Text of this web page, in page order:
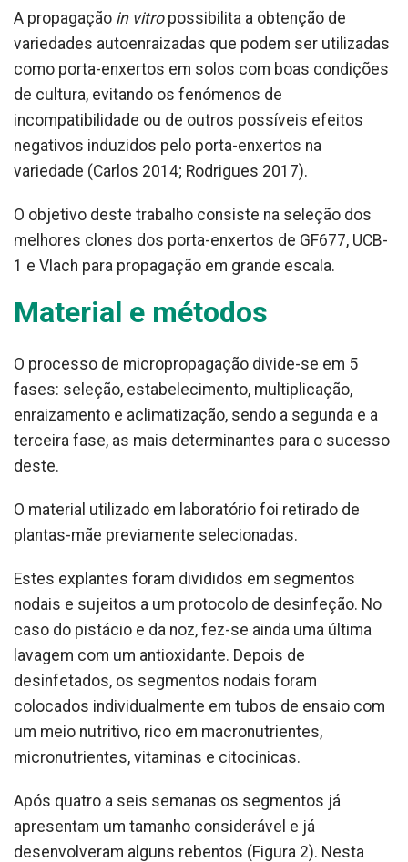
A propagação in vitro possibilita a obtenção de
variedades autoenraizadas que podem ser utilizadas
como porta-enxertos em solos com boas condições
de cultura, evitando os fenómenos de
incompatibilidade ou de outros possíveis efeitos
negativos induzidos pelo porta-enxertos na
variedade (Carlos 2014; Rodrigues 2017).
O objetivo deste trabalho consiste na seleção dos
melhores clones dos porta-enxertos de GF677, UCB-
1 e Vlach para propagação em grande escala.
Material e métodos
O processo de micropropagação divide-se em 5
fases: seleção, estabelecimento, multiplicação,
enraizamento e aclimatização, sendo a segunda e a
terceira fase, as mais determinantes para o sucesso
deste.
O material utilizado em laboratório foi retirado de
plantas-mãe previamente selecionadas.
Estes explantes foram divididos em segmentos
nodais e sujeitos a um protocolo de desinfeção. No
caso do pistácio e da noz, fez-se ainda uma última
lavagem com um antioxidante. Depois de
desinfetados, os segmentos nodais foram
colocados individualmente em tubos de ensaio com
um meio nutritivo, rico em macronutrientes,
micronutrientes, vitaminas e citocinicas.
Após quatro a seis semanas os segmentos já
apresentam um tamanho considerável e já
desenvolveram alguns rebentos (Figura 2). Nesta